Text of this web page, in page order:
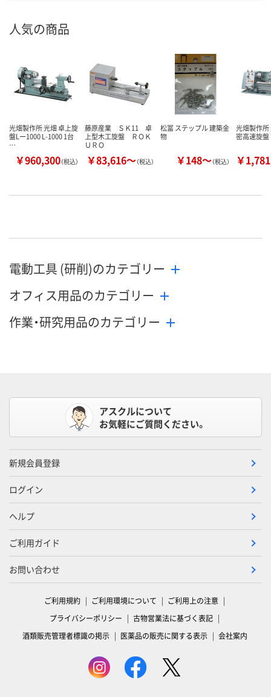
人気の商品
光畑製作所 光畑 卓上旋
盤Lー1000 L-1000 1台
…
￥960,300（税込）
藤原産業 ＳＫ11 卓
上型木工旋盤 ＲＯＫ
ＵＲＯ
￥83,616～（税込）
松冨 ステップル 建築金
物
￥148～（税込）
光畑製作所
密高速旋盤
￥
電動工具 (研削)のカテゴリー
オフィス用品のカテゴリー
作業・研究用品のカテゴリー
アスクルについて
お気軽にご質問ください。
新規会員登録
ログイン
ヘルプ
ご利用ガイド
お問い合わせ
ご利用規約 ご利用環境について
ご利用上の注意
プライバシーポリシー
古物営業法に基づく表記
酒類販売管理者標識の掲示
医薬品の販売に関する表示 会社案内